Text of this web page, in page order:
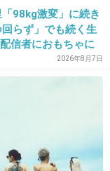
もすぐに停ま
-15
98kg激変」に続き
回らず」でも続く生
信者におもちゃに
」知人は懸念表明
2026年8月7日